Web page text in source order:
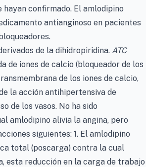
hayan confirmado. El amlodipino
antianginoso en pacientes
de la dihidropiridina. ATC
de iones de calcio (bloqueador de los
de los iones de calcio,
la acción antihipertensiva de
de los vasos. No ha sido
amlodipino alivia la angina, pero
siguientes: 1. El amlodipino
total (poscarga) contra la cual
esta reducción en la carga de trabajo